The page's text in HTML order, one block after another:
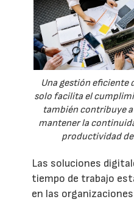
Una gestión eficiente
solo facilita el
también contribuye
mantener la
productividad
Las soluciones
tiempo de trabajo
en las